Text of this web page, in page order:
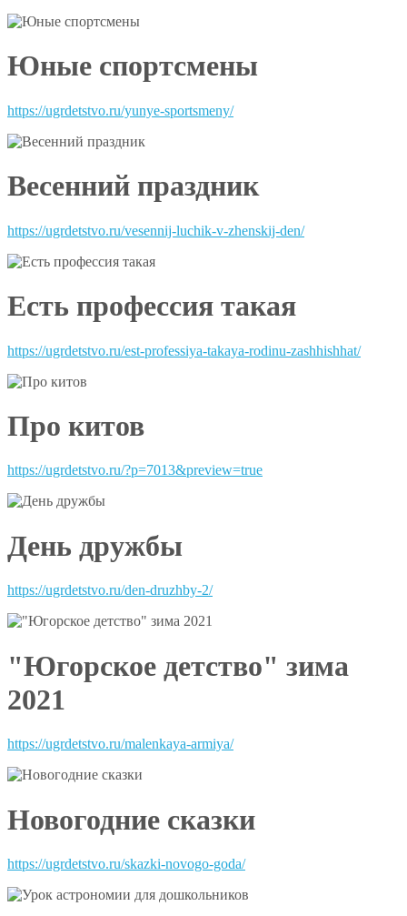
Юные спортсмены
https://ugrdetstvo.ru/yunye-sportsmeny/
Весенний праздник
https://ugrdetstvo.ru/vesennij-luchik-v-zhenskij-den/
Есть профессия такая
https://ugrdetstvo.ru/est-professiya-takaya-rodinu-zashhishhat/
Про китов
https://ugrdetstvo.ru/?p=7013&preview=true
День дружбы
https://ugrdetstvo.ru/den-druzhby-2/
"Югорское детство" зима
2021
https://ugrdetstvo.ru/malenkaya-armiya/
Новогодние сказки
https://ugrdetstvo.ru/skazki-novogo-goda/